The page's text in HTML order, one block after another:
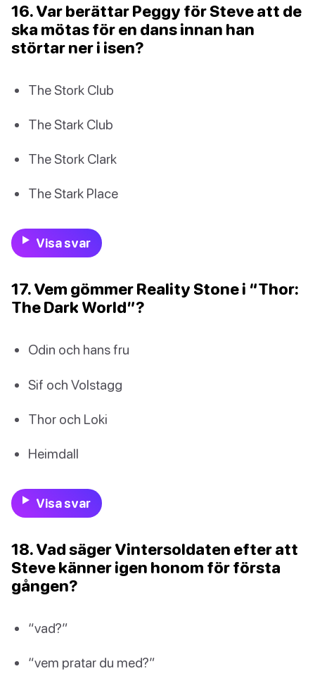
16. Var berättar Peggy för Steve att de
ska mötas för en dans innan han
störtar ner i isen?
The Stork Club
The Stark Club
The Stork Clark
The Stark Place
Visa svar
17. Vem gömmer Reality Stone i “Thor:
The Dark World”?
Odin och hans fru
Sif och Volstagg
Thor och Loki
Heimdall
Visa svar
18. Vad säger Vintersoldaten efter att
Steve känner igen honom för första
gången?
“vad?”
“vem pratar du med?”